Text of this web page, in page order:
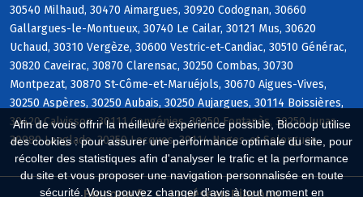
Afin de vous offrir la meilleure expérience possible, Biocoop utilise
des cookies : pour assurer une performance optimale du site, pour
récolter des statistiques afin d'analyser le trafic et la performance
du site et vous proposer une navigation personnalisée en toute
sécurité. Vous pouvez changer d'avis à tout moment en
30540 Milhaud, 30470 Aimargues, 30920 Codognan, 30660
Gallargues-le-Montueux, 30740 Le Cailar, 30121 Mus, 30620
Uchaud, 30310 Vergèze, 30600 Vestric-et-Candiac, 30510 Générac,
30820 Caveirac, 30870 Clarensac, 30250 Combas, 30730
Montpezat, 30870 St-Côme-et-Maruéjols, 30670 Aigues-Vives,
30250 Aspères, 30250 Aubais, 30250 Aujargues, 30114 Boissières,
30420 Calvisson, 30111 Congénies, 30250 Fontanès, 30250 Junas,
30980 Langlade, 30250 Lecques, 30114 Nages-et-Solorgues